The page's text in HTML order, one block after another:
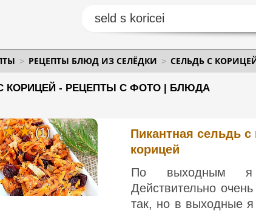
РЕЦЕПТЫ БЛЮД ИЗ СЕЛЁДКИ СЕЛЬДЬ С
КОРИЦЕЙ - РЕЦЕПТЫ С ФОТО | БЛЮДА
Пикантная сельдь
корицей
По выходным я
Действительно
так, но в выходные
(1)